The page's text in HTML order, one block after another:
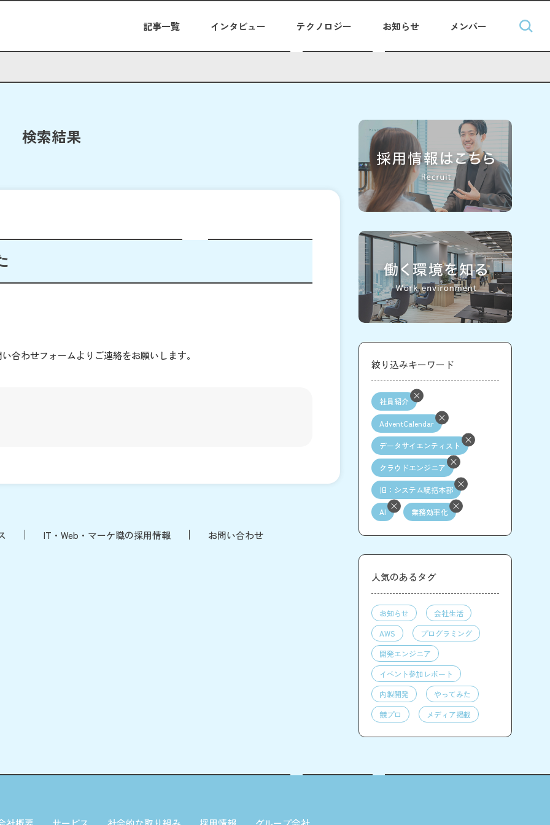
記事一覧 インタビュー テクノロジー お知らせ メンバー
検索結果
合わせフォームよりご連絡をお願いします。
IT・Web・マーケ職の採用情報 お問い合わせ
絞り込みキーワード
社員紹介
AdventCalendar
データサイエンティスト
クラウドエンジニア
旧：システム統括本部
AI 業務効率化
人気のあるタグ
お知らせ
会社生活
AWS
プログラミング
開発エンジニア
イベント参加レポート
内製開発
やってみた
競プロ
メディア掲載